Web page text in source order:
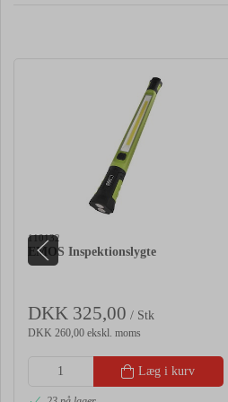
110132
EMOS Inspektionslygte
DKK 325,00 / Stk
DKK 260,00 ekskl. moms
Læg i kurv